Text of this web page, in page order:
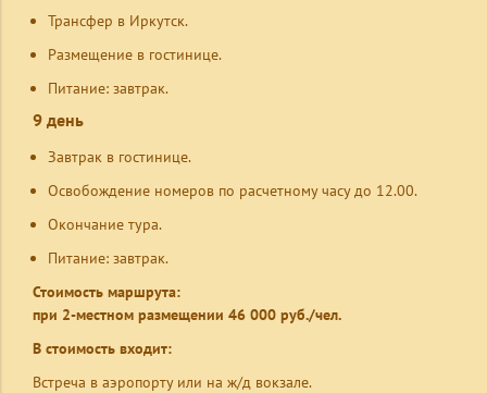
Трансфер в Иркутск.
Размещение в гостинице.
Питание: завтрак.
9 день
Завтрак в гостинице.
Освобождение номеров по расчетному часу до 12.00.
Окончание тура.
Питание: завтрак.
Стоимость маршрута:
при 2-местном размещении 46 000 руб./чел.
В стоимость входит:
Встреча в аэропорту или на ж/д вокзале.